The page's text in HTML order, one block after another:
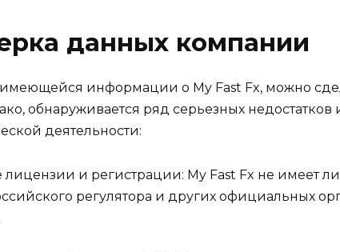
данных компании
информации о My Fast Fx, можно
обнаруживается ряд серьезных недостатков
деятельности:
лицензии и регистрации: My Fast Fx не имеет
регулятора и других официальных